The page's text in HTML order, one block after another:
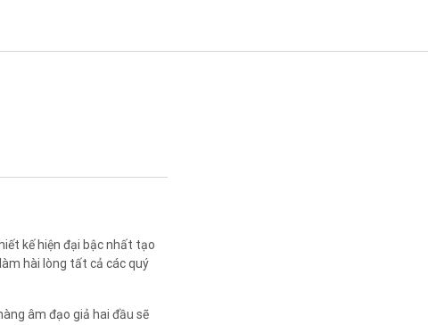
kế hiện đại bậc nhất tạo
hài lòng tất cả các quý
âm đạo giả hai đầu sẽ